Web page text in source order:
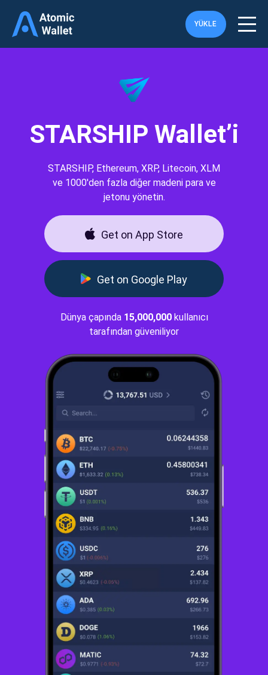
YÜKLE
STARSHIP Wallet’i
STARSHIP, Ethereum, XRP, Litecoin, XLM
ve 1000'den fazla diğer madeni para ve
jetonu yönetin.
Get on App Store
Get on Google Play
Dünya çapında 15,000,000kullanıcı
tarafından güveniliyor